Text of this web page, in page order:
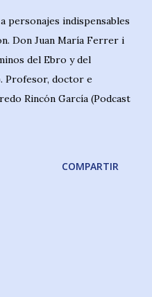
personajes indispensables
Don Juan María Ferrer i
del Ebro y del
Profesor, doctor e
Rincón García (Podcast
COMPARTIR